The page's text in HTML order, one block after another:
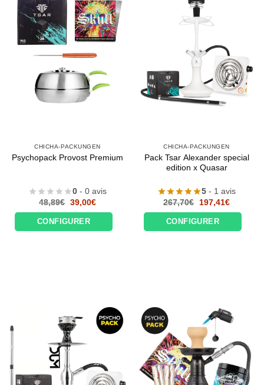
CHICHA-PACKUNGEN
Psychopack Provost Premium
0 - 0 avis
48,89€ Le
prix
initial
était :
48,89€.
39,00€Le
actuel
39,00€.
CONFIGURER
CHICHA-PACKUNGEN
Pack Tsar Alexander special
edition x Quasar
5 - 1 avis
267,70€
Le
initial
était :
267,70€.
197,41€Le
actuel
197,41€.
CONFIGURER